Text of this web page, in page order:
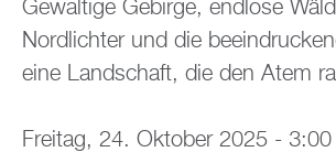
Gewaltige Gebirge, endlose
Nordlichter und die
eine Landschaft, die den Atem
Freitag, 24. Oktober 2025 - 3:00